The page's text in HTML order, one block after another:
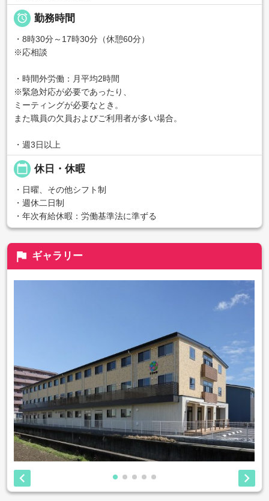
 勤務時間
・8時30分～17時30分（休憩60分）
※応相談
・時間外労働：月平均2時間
※緊急対応が必要であったり、
ミーティングが必要なとき。
また職員の欠員およびご利用者が多い場合。
・週3日以上
calendar_today 休日・休暇
・日曜、その他シフト制
・週休二日制
・年次有給休暇：労働基準法に準ずる
flag ギャラリー
 